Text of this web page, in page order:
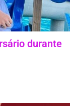
durante